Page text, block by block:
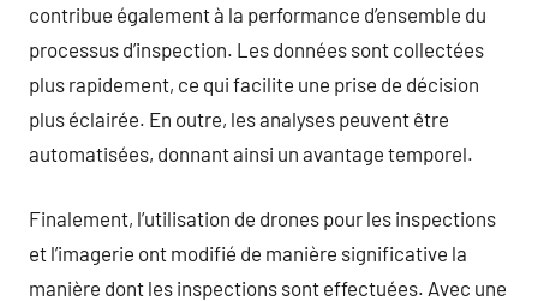
contribue également à la performance d’ensemble du
processus d’inspection. Les données sont collectées
plus rapidement, ce qui facilite une prise de décision
plus éclairée. En outre, les analyses peuvent être
automatisées, donnant ainsi un avantage temporel.
Finalement, l’utilisation de drones pour les inspections
et l’imagerie ont modifié de manière significative la
manière dont les inspections sont effectuées. Avec une